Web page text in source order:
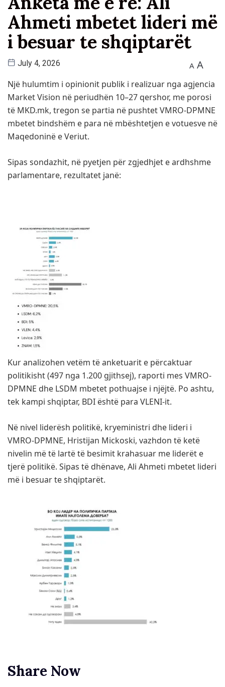
Ahmeti mbetet lideri më
i besuar te shqiptarët
July 4, 2026 A A
Një hulumtim i opinionit publik i realizuar nga agjencia
Market Vision në periudhën 10–27 qershor, me porosi
të MKD.mk, tregon se partia në pushtet VMRO-DPMNE
mbetet bindshëm e para në mbështetjen e votuesve në
Maqedoninë e Veriut.
Sipas sondazhit, në pyetjen për zgjedhjet e ardhshme
parlamentare, rezultatet janë:
Kur analizohen vetëm të anketuarit e përcaktuar
politikisht (497 nga 1.200 gjithsej), raporti mes VMRO-
DPMNE dhe LSDM mbetet pothuajse i njëjtë. Po ashtu,
tek kampi shqiptar, BDI është para VLENI-it.
Në nivel liderësh politikë, kryeministri dhe lideri i
VMRO-DPMNE, Hristijan Mickoski, vazhdon të ketë
nivelin më të lartë të besimit krahasuar me liderët e
tjerë politikë. Sipas të dhënave, Ali Ahmeti mbetet lideri
më i besuar te shqiptarët.
Share Now